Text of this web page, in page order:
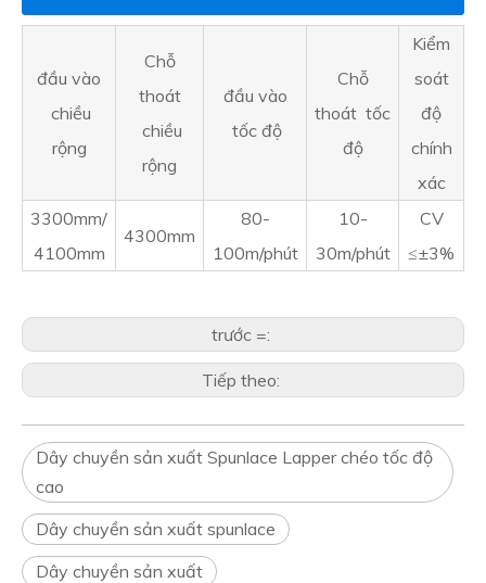
đầu vào
chiều
rộng
Chỗ
thoát
chiều
rộng
đầu vào
tốc độ
Chỗ
thoát tốc
độ
Kiểm
soát
độ
chính
xác
3300mm/
4100mm
4300mm
80-
100m/phút
10-
30m/phút
CV
≤±3%
trước =:
Tiếp theo:
Dây chuyền sản xuất Spunlace Lapper chéo tốc độ
cao
Dây chuyền sản xuất spunlace
Dây chuyền sản xuất